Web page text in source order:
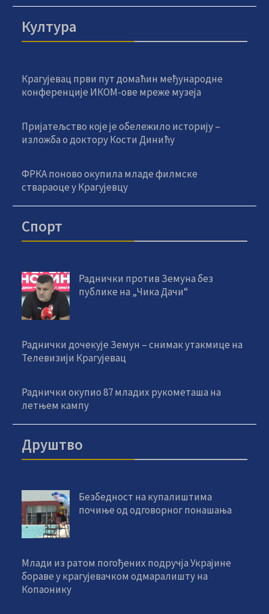
Култура
Крагујевац први пут домаћин међународне
конференције ИКОМ-ове мреже музеја
Пријатељство које је обележило историју –
изложба о доктору Кости Динићу
ФРКА поново окупила младе филмске
ствараоце у Крагујевцу
Спорт
Раднички против Земуна без
публике на „Чика Дачи“
Раднички дочекује Земун – снимак утакмице на
Телевизији Крагујевац
Раднички окупио 87 младих рукометаша на
летњем кампу
Друштво
Безбедност на купалиштима
почиње од одговорног понашања
Млади из ратом погођених подручја Украјине
бораве у крагујевачком одмаралишту на
Копаонику